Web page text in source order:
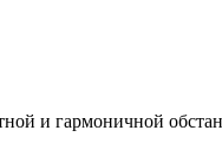
и гармоничной